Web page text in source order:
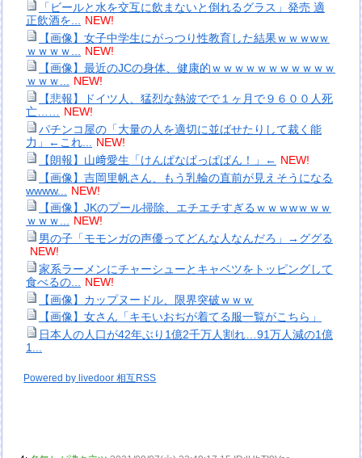
「ビールと水を交互に飲まないと倒れるグラス」発売 適
正飲酒を...
NEW!
【画像】女子中学生にがっつり性教育した結果ｗｗｗwｗ
ｗｗｗｗ...
NEW!
【画像】最近のJCの身体、健康的ｗｗｗｗｗｗｗｗｗｗｗ
ｗｗｗ... NEW!
【悲報】ドイツ人、猛烈な熱波でで１ヶ月で９６００人死
亡……
NEW!
パチンコ屋の「大量の人を適切に並ばせたりして裁く能
力」←これ...
NEW!
【朗報】山﨑愛生「けんぱなぱっぱぱん！」← NEW!
【画像】吉岡里帆さん、もう乳輪の直前が見えそうになる
wwww...
NEW!
【画像】JKのプール掃除、エチエチすぎるｗｗｗwｗｗｗ
ｗｗｗ... NEW!
男の子「モモンガの声優ってどんな人なんだろ」→ググる
NEW!
家系ラーメンにチャーシューとキャベツをトッピングして
食べるの...
NEW!
【画像】カップヌードル、限界突破ｗｗｗ
【画像】女さん「キモいおぢが着てる服一覧がこちら」
日本人の人口が42年ぶり1億2千万人割れ…91万人減の1億
1...
Powered by livedoor 相互RSS